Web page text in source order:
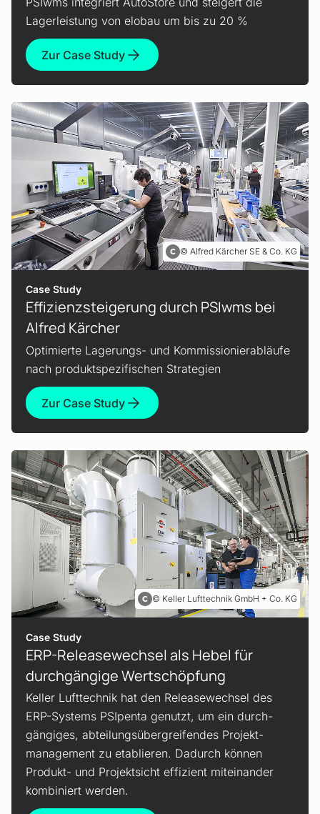
Lagerleistung von elobau um bis zu 20 %
Zur Case Study
Alfred Kärcher SE & Co. KG
Case Study
Effizienzsteigerung durch PSIwms bei
Alfred Kärcher
Optimierte Lagerungs- und Kommissionier­abläufe
nach produkt­spezifischen Strategien
Zur Case Study
Keller Lufttechnik GmbH + Co. KG
Case Study
ERP-Release­wechsel als Hebel für
durch­gängige Wertschöpfung
Keller Lufttechnik hat den Release­wechsel des
ERP-Systems PSIpenta genutzt, um ein durch­
gängiges, abteilungs­übergreifendes Projekt­
management zu etablieren. Dadurch können
Produkt- und Projektsicht effizient miteinander
kombiniert werden.